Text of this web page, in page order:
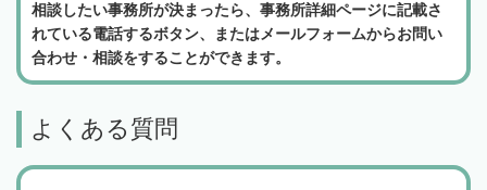
相談したい事務所が決まったら、事務所詳細ページに記載さ
れている電話するボタン、またはメールフォームからお問い
合わせ・相談をすることができます。
よくある質問